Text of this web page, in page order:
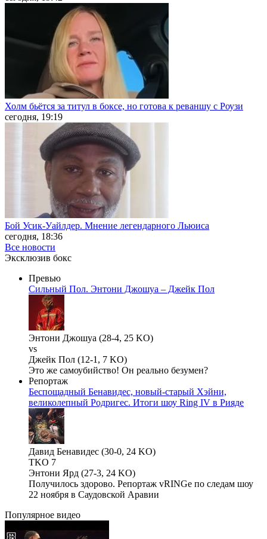
Холм бьётся за титул в боксе, но готова к реваншу с Роузи
сегодня, 19:19
Бой Усик-Уайлдер. Мнение легендарного Льюиса
сегодня, 18:36
Все новости
Эксклюзив бокс
Превью
Сильный Пол. Энтони Джошуа – Джейк Пол
Энтони Джошуа (28-4, 25 KO)
vs
Джейк Пол (12-1, 7 KO)
Это же самоубийство! Он реально безумен?
Репортаж
Беспощадный Бенавидес, новый-старый Хэйни,
великолепный Родригес. Итоги шоу Ring IV в Рияде
Давид Бенавидес (30-0, 24 KO)
TKO 7
Энтони Ярд (27-3, 24 KO)
Получилось здорово. Репортаж vRINGe по следам шоу
22 ноября в Саудовской Аравии
Популярное видео